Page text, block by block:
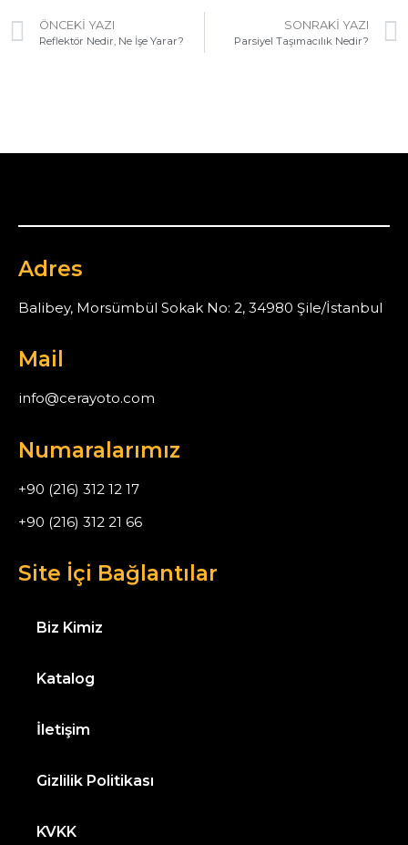
ÖNCEKI YAZI
Reflektör Nedir, Ne İşe Yarar?
SONRAKI YAZI
Parsiyel Taşımacılık Nedir?
Adres
Balibey, Morsümbül Sokak No: 2, 34980 Şile/İstanbul
Mail
info@cerayoto.com
Numaralarımız
+90 (216) 312 12 17
+90 (216) 312 21 66
Site İçi Bağlantılar
Biz Kimiz
Katalog
İletişim
Gizlilik Politikası
KVKK